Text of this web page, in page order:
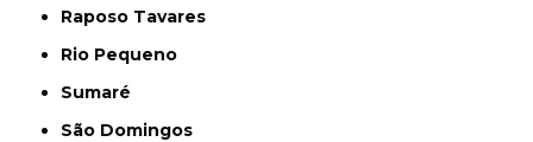
Raposo Tavares
Rio Pequeno
Sumaré
São Domingos